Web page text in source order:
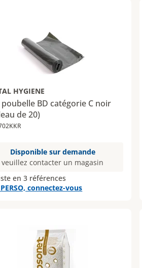
HYGIENE
poubelle BD catégorie C noir
de 20)
Disponible sur demande
veuillez contacter un magasin
en 3 références
connectez-vous